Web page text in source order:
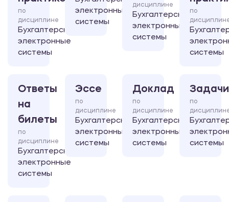
по
дисциплине
Бухгалтерские
электронные
системы
электронные
системы
дисциплине
Бухгалтерские
электронные
системы
по
системы
Ответы
на
билеты
по
дисциплине
Бухгалтерские
электронные
системы
Эссе
по
дисциплине
Бухгалтерские
электронные
системы
Доклад
по
дисциплине
Бухгалтерские
электронные
системы
Задачи
по
системы